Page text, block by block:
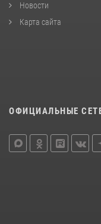
Новости
Карта сайта
ОФИЦИАЛЬНЫЕ